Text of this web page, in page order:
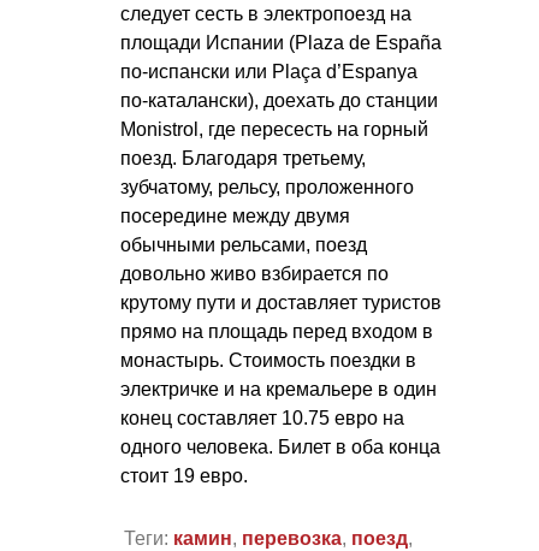
следует сесть в электропоезд на
площади Испании (Plaza de España
по-испански или Plaça d’Espanya
по-каталански), доехать до станции
Monistrol, где пересесть на горный
поезд. Благодаря третьему,
зубчатому, рельсу, проложенного
посередине между двумя
обычными рельсами, поезд
довольно живо взбирается по
крутому пути и доставляет туристов
прямо на площадь перед входом в
монастырь. Стоимость поездки в
электричке и на кремальере в один
конец составляет 10.75 евро на
одного человека. Билет в оба конца
стоит 19 евро.
Теги: камин, перевозка, поезд,